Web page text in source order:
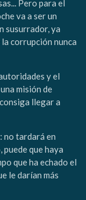
Pero para el
va a ser un
susurrador, ya
corrupción nunca
y el
misión de
llegar a
no tardará en
puede que haya
que ha echado el
le darían más